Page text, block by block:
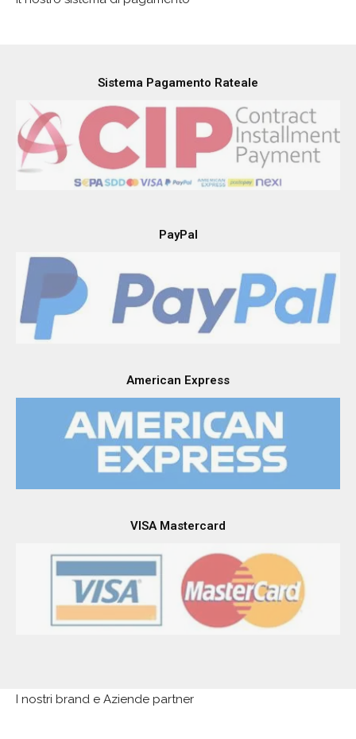
Sistema Pagamento Rateale
PayPal
American Express
VISA Mastercard
I nostri brand e Aziende partner